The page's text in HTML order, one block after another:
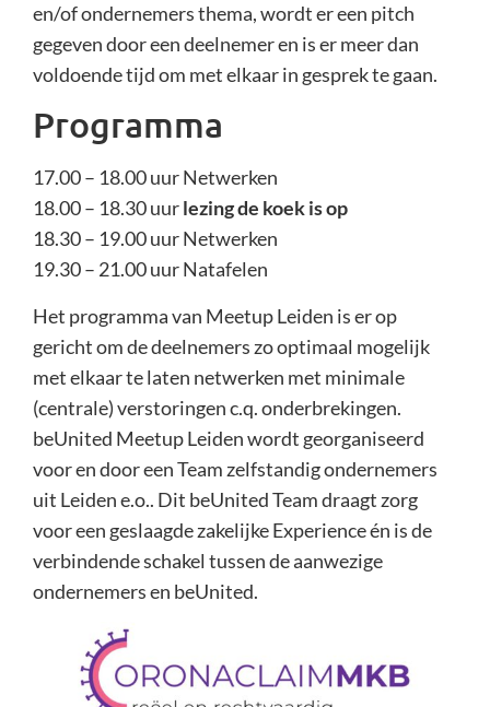
en/of ondernemers thema, wordt er een pitch
gegeven door een deelnemer en is er meer dan
voldoende tijd om met elkaar in gesprek te gaan.
Programma
17.00 – 18.00 uur Netwerken
18.00 – 18.30 uurlezing de koek is op
18.30 – 19.00 uur Netwerken
19.30 – 21.00 uur Natafelen
Het programma van Meetup Leiden is er op
gericht om de deelnemers zo optimaal mogelijk
met elkaar te laten netwerken met minimale
(centrale) verstoringen c.q. onderbrekingen.
beUnited Meetup Leiden wordt georganiseerd
voor en door een Team zelfstandig ondernemers
uit Leiden e.o.. Dit beUnited Team draagt zorg
voor een geslaagde zakelijke Experience én is de
verbindende schakel tussen de aanwezige
ondernemers en beUnited.